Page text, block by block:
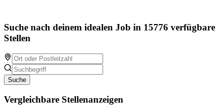
Suche nach deinem idealen Job in 15776 verfügbare
Stellen
Suche
Vergleichbare Stellenanzeigen